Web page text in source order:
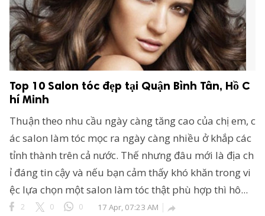
Top 10 Salon tóc đẹp tại Quận Bình Tân, Hồ C
hí Minh
Thuận theo nhu cầu ngày càng tăng cao của chị em, c
ác salon làm tóc mọc ra ngày càng nhiều ở khắp các
tỉnh thành trên cả nước. Thế nhưng đâu mới là địa ch
ỉ đáng tin cậy và nếu bạn cảm thấy khó khăn trong vi
ệc lựa chọn một salon làm tóc thật phù hợp thì hô...
2 0 0 17 Apr, 07:23 AM 